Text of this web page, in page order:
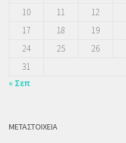
10
11 12
17
18 19
24
25 26
31
« Σεπ
ΜΕΤΑΣΤΟΙΧΕΊΑ